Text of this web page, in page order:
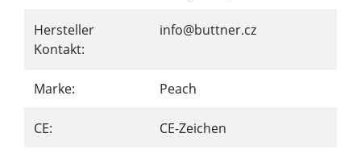
Hersteller
Kontakt:
info@buttner.cz
Marke: Peach
CE: CE-Zeichen